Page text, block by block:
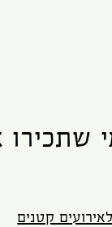
שתכירו
קטנים